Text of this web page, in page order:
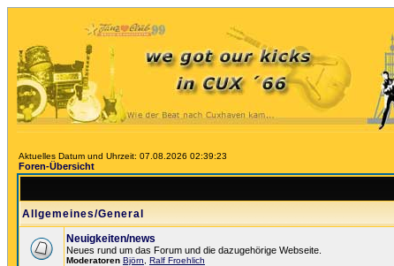
Aktuelles Datum und Uhrzeit: 07.08.2026 02:39:23
Foren-Übersicht
Allgemeines/General
Neuigkeiten/news
Neues rund um das Forum und die dazugehörige Webseite.
Moderatoren Björn Ralf Froehlich